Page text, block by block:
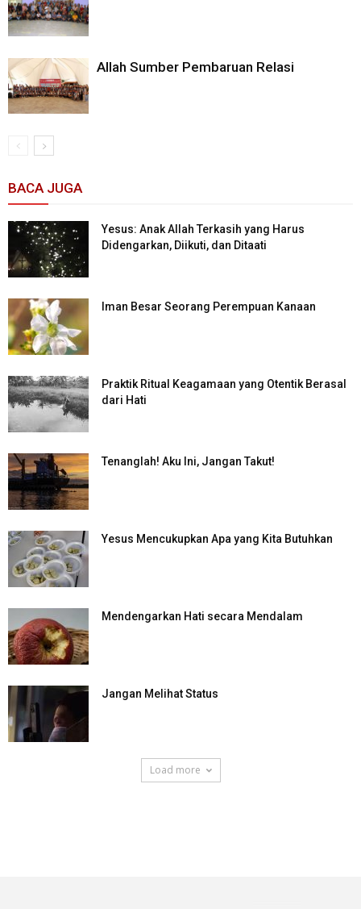
Allah Sumber Pembaruan Relasi
BACA JUGA
Yesus: Anak Allah Terkasih yang Harus
Didengarkan, Diikuti, dan Ditaati
Iman Besar Seorang Perempuan Kanaan
Praktik Ritual Keagamaan yang Otentik Berasal
dari Hati
Tenanglah! Aku Ini, Jangan Takut!
Yesus Mencukupkan Apa yang Kita Butuhkan
Mendengarkan Hati secara Mendalam
Jangan Melihat Status
Load more